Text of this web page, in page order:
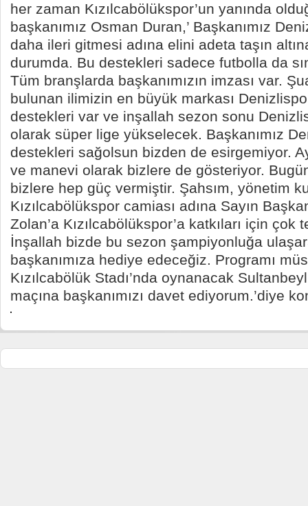
her zaman Kızılcabölükspor’un yanında
başkanımız Osman Duran,’ Başkanımız
daha ileri gitmesi adına elini adeta taşın
durumda. Bu destekleri sadece futbolla da
Tüm branşlarda başkanımızın imzası var.
bulunan ilimizin en büyük markası
destekleri var ve inşallah sezon sonu
olarak süper lige yükselecek. Başkanımız
destekleri sağolsun bizden de esirgemiyor.
ve manevi olarak bizlere de gösteriyor.
bizlere hep güç vermiştir. Şahsım, yönetim
Kızılcabölükspor camiası adına Sayın
Zolan’a Kızılcabölükspor’a katkıları için
İnşallah bizde bu sezon şampiyonluğa
başkanımıza hediye edeceğiz. Programı
Kızılcabölük Stadı’nda oynanacak
maçına başkanımızı davet ediyorum.’diye